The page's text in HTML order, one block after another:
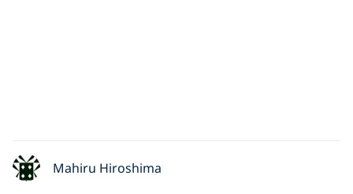
Mahiru Hiroshima